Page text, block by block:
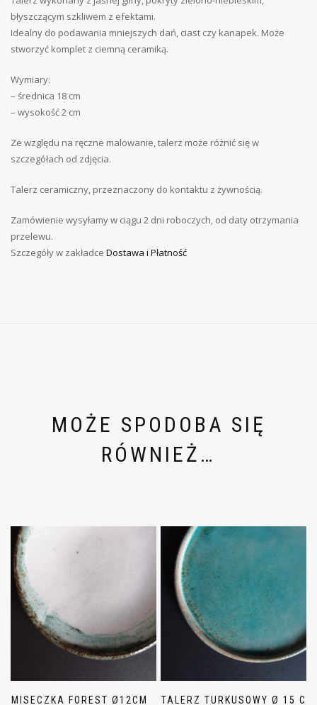
błyszczącym szkliwem z efektami.
Idealny do podawania mniejszych dań, ciast czy kanapek. Może
stworzyć komplet z ciemną ceramiką.
Wymiary:
– średnica 18 cm
– wysokość 2 cm
Ze względu na ręczne malowanie, talerz może różnić się w
szczegółach od zdjęcia.
Talerz ceramiczny, przeznaczony do kontaktu z żywnością.
Zamówienie wysyłamy w ciągu 2 dni roboczych, od daty otrzymania
przelewu.
Szczegóły w zakładce Dostawa i Płatność
MOŻE SPODOBA SIĘ
RÓWNIEŻ…
MISECZKA FOREST Ø12CM TALERZ TURKUSOWY Ø 15 CM